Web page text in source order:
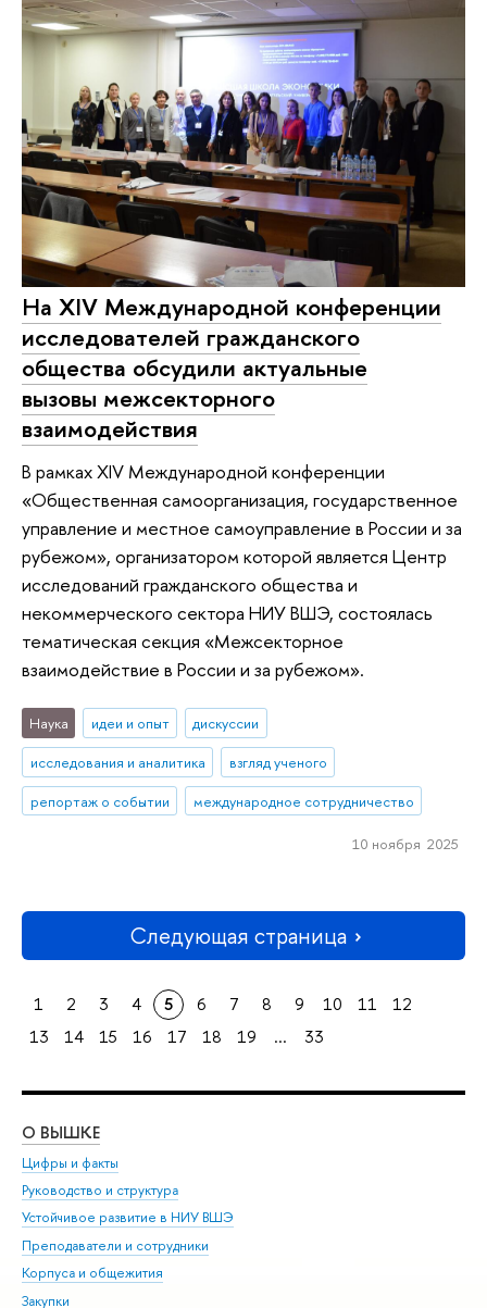
На XIV Международной конференции
исследователей гражданского
общества обсудили актуальные
вызовы межсекторного
взаимодействия
В рамках XIV Международной конференции
«Общественная самоорганизация, государственное
управление и местное самоуправление в России и за
рубежом», организатором которой является Центр
исследований гражданского общества и
некоммерческого сектора НИУ ВШЭ, состоялась
тематическая секция «Межсекторное
взаимодействие в России и за рубежом».
Наука идеи и опыт
дискуссии
исследования и аналитика
взгляд ученого
репортаж о событии
международное сотрудничество
10 ноября 2025
Следующая страница
1 2 3 4 5 6 7 8 9 10 11
12
13
14 15 16 17 18 19 ... 33
О ВЫШКЕ
Цифры и факты
Руководство и структура
Устойчивое развитие в НИУ ВШЭ
Преподаватели и сотрудники
Корпуса и общежития
Закупки